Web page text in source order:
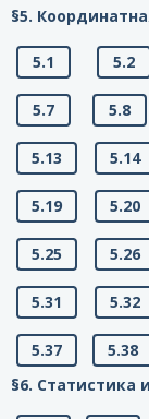
§5.
5.1 5.2
5.7 5.8
5.13 5.14
5.19 5.20
5.25 5.26
5.31 5.32
5.37 5.38
§6. Статистика